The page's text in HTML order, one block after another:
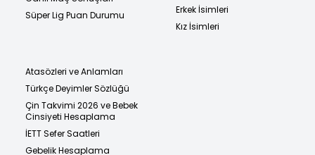
Süper Lig Puan Durumu
Erkek İsimleri
Kız İsimleri
Atasözleri ve Anlamları
Türkçe Deyimler Sözlüğü
Çin Takvimi 2026 ve Bebek
Cinsiyeti Hesaplama
İETT Sefer Saatleri
Gebelik Hesaplama